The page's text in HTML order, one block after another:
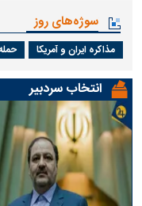
سوژه‌های روز
مذاکره ایران و آمریکا
انتخاب سردبیر